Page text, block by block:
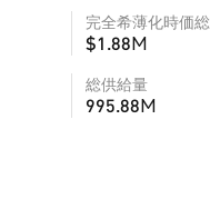
完全希薄化時価
$1.88M
総供給量
995.88M